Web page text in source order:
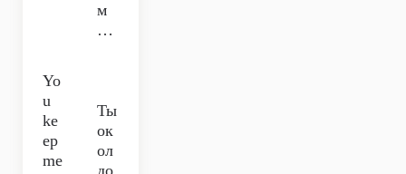
м
…
Yo
u
ke
ep
me
Ты
ок
ол
до